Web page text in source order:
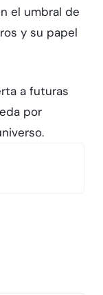
el umbral de
y su papel
a futuras
por